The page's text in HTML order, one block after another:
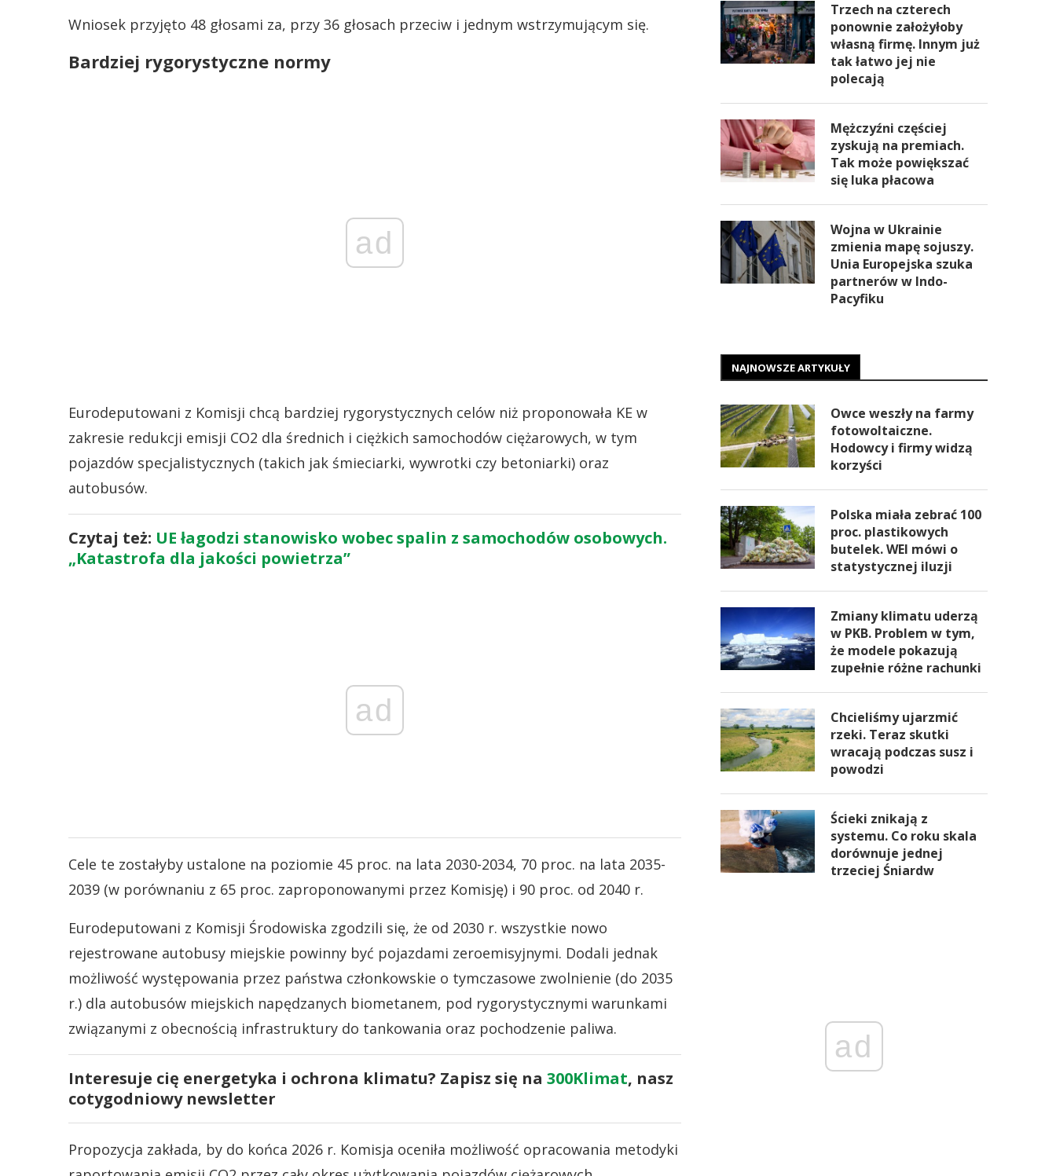
Wniosek przyjęto 48 głosami za, przy 36 głosach przeciw i jednym wstrzymującym się.
Bardziej rygorystyczne normy
ad
Eurodeputowani z Komisji chcą bardziej rygorystycznych celów niż proponowała KE w
zakresie redukcji emisji CO2 dla średnich i ciężkich samochodów ciężarowych, w tym
pojazdów specjalistycznych (takich jak śmieciarki, wywrotki czy betoniarki) oraz
autobusów.
Czytaj też: UE łagodzi stanowisko wobec spalin z samochodów osobowych.
„Katastrofa dla jakości powietrza”
ad
Cele te zostałyby ustalone na poziomie 45 proc. na lata 2030-2034, 70 proc. na lata 2035-
2039 (w porównaniu z 65 proc. zaproponowanymi przez Komisję) i 90 proc. od 2040 r.
Eurodeputowani z Komisji Środowiska zgodzili się, że od 2030 r. wszystkie nowo
rejestrowane autobusy miejskie powinny być pojazdami zeroemisyjnymi. Dodali jednak
możliwość występowania przez państwa członkowskie o tymczasowe zwolnienie (do 2035
r.) dla autobusów miejskich napędzanych biometanem, pod rygorystycznymi warunkami
związanymi z obecnością infrastruktury do tankowania oraz pochodzenie paliwa.
Interesuje cię energetyka i ochrona klimatu? Zapisz się na 300Klimat, nasz
cotygodniowy newsletter
Propozycja zakłada, by do końca 2026 r. Komisja oceniła możliwość opracowania metodyki
Trzech na czterech
ponownie założyłoby
własną firmę. Innym już
tak łatwo jej nie
polecają
Mężczyźni częściej
zyskują na premiach.
Tak może powiększać
się luka płacowa
Wojna w Ukrainie
zmienia mapę sojuszy.
Unia Europejska szuka
partnerów w Indo-
Pacyfiku
NAJNOWSZE ARTYKUŁY
Owce weszły na farmy
fotowoltaiczne.
Hodowcy i firmy widzą
korzyści
Polska miała zebrać 100
proc. plastikowych
butelek. WEI mówi o
statystycznej iluzji
Zmiany klimatu uderzą
w PKB. Problem w tym,
że modele pokazują
zupełnie różne rachunki
Chcieliśmy ujarzmić
rzeki. Teraz skutki
wracają podczas susz i
powodzi
Ścieki znikają z
systemu. Co roku skala
dorównuje jednej
trzeciej Śniardw
ad